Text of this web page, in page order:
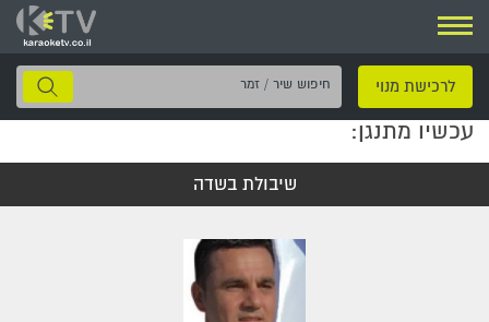
ניווט
לרכישת מנוי
חיפוש
שיר
עכשיו מתנגן:
שיבולת בשדה